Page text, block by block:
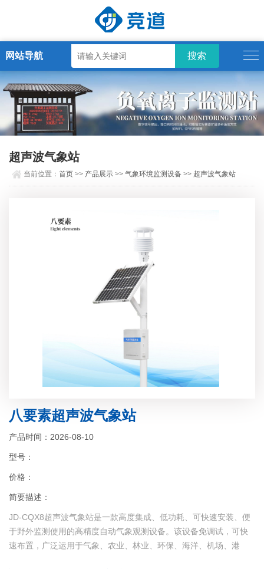
网站导航
超声波气象站
当前位置：首页 >> 产品展示 >>气象环境监测设备 >> 超声波气象站
八要素超声波气象站
产品时间：2026-08-10
型号：
价格：
简要描述：
JD-CQX8超声波气象站是一款高度集成、低功耗、可快速安装、便
于野外监测使用的高精度自动气象观测设备。该设备免调试，可快
速布置，广泛运用于气象、农业、林业、环保、海洋、机场、港